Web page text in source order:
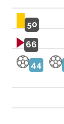
50
66
44